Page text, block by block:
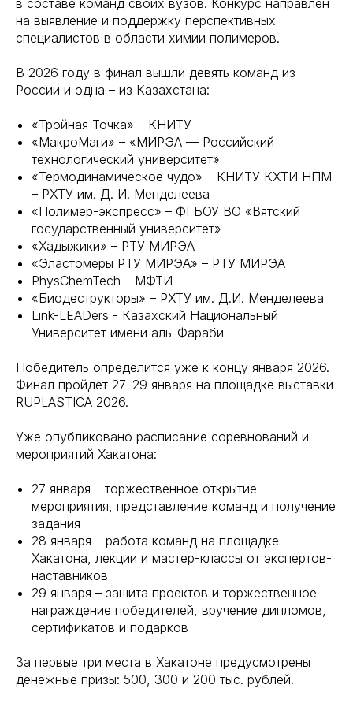
в составе команд своих вузов. Конкурс направлен
на выявление и поддержку перспективных
специалистов в области химии полимеров.
В 2026 году в финал вышли девять команд из
России и одна – из Казахстана:
«Тройная Точка» – КНИТУ
«МакроМаги» – «МИРЭА — Российский
технологический университет»
«Термодинамическое чудо» – КНИТУ КХТИ НПМ
– РХТУ им. Д. И. Менделеева
«Полимер-экспресс» – ФГБОУ ВО «Вятский
государственный университет»
«Хадыжики» – РТУ МИРЭА
«Эластомеры РТУ МИРЭА» – РТУ МИРЭА
PhysChemTech – МФТИ
«Биодеструкторы» – РХТУ им. Д.И. Менделеева
Link-LEADers - Казахский Национальный
Университет имени аль-Фараби
Победитель определится уже к концу января 2026.
Финал пройдет 27–29 января на площадке выставки
RUPLASTICA 2026.
Уже опубликовано расписание соревнований и
мероприятий Хакатона:
27 января – торжественное открытие
мероприятия, представление команд и получение
задания
28 января – работа команд на площадке
Хакатона, лекции и мастер-классы от экспертов-
наставников
29 января – защита проектов и торжественное
награждение победителей, вручение дипломов,
сертификатов и подарков
За первые три места в Хакатоне предусмотрены
денежные призы: 500, 300 и 200 тыс. рублей.